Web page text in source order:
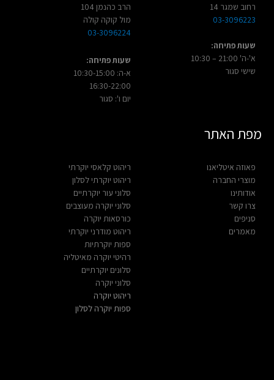
רחוב שמגר 14
03-3096223
שעות פתיחה:
א'-ה' 21:00 – 10:30
שישי סגור
הרב כהנמן 104
מול קוקה קולה
03-3096224
שעות פתיחה:
א-ה: 10:30-15:00
16:30-22:00
יום ו': סגור
מפת האתר
פאוזה איטליאנו
מוצרי החברה
אודותינו
צרו קשר
סניפים
מאמרים
ריהוט קלאסי יוקרתי
ריהוט יוקרתי לסלון
סלוני עור יוקרתיים
סלוני יוקרה מעוצבים
כורסאות יוקרה
ריהוט מודרני יוקרתי
ספות יוקרתיות
רהיטי יוקרה מאיטליה
סלונים יוקרתיים
סלוני יוקרה
ריהוט יוקרה
ספות יוקרה לסלון